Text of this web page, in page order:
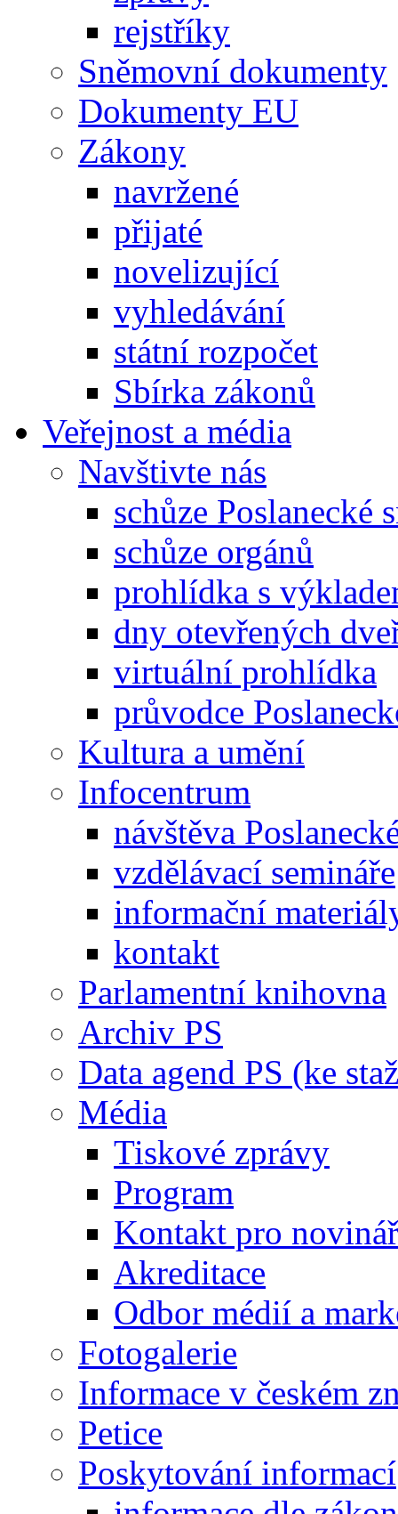
rejstříky
Sněmovní dokumenty
Dokumenty EU
Zákony
navržené
přijaté
novelizující
vyhledávání
státní rozpočet
Sbírka zákonů
Veřejnost a média
Navštivte nás
schůze Poslanecké
schůze orgánů
prohlídka s
dny otevřených
virtuální prohlídka
průvodce
Kultura a umění
Infocentrum
návštěva
vzdělávací semináře
informační
kontakt
Parlamentní knihovna
Archiv PS
Data agend PS (ke
Média
Tiskové zprávy
Program
Kontakt pro
Akreditace
Odbor médií a
Fotogalerie
Informace v českém
Petice
Poskytování informací